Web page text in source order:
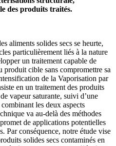
des produits traités.
aliments solides secs se heurte,
particulièrement liés à la nature
un traitement capable de
produit cible sans compromettre sa
de la Vaporisation par
en un traitement des produits
vapeur saturante, suivi d’une
les deux aspects
va au-delà des méthodes
de applications potentielles
Par conséquence, notre étude vise
solides secs contaminés en